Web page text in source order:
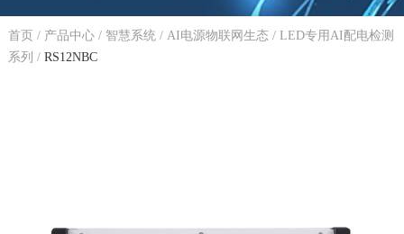
首页 / 产品中心/ 智慧系统/ AI电源物联网生态/ LED专用AI配电检测
系列 / RS12NBC